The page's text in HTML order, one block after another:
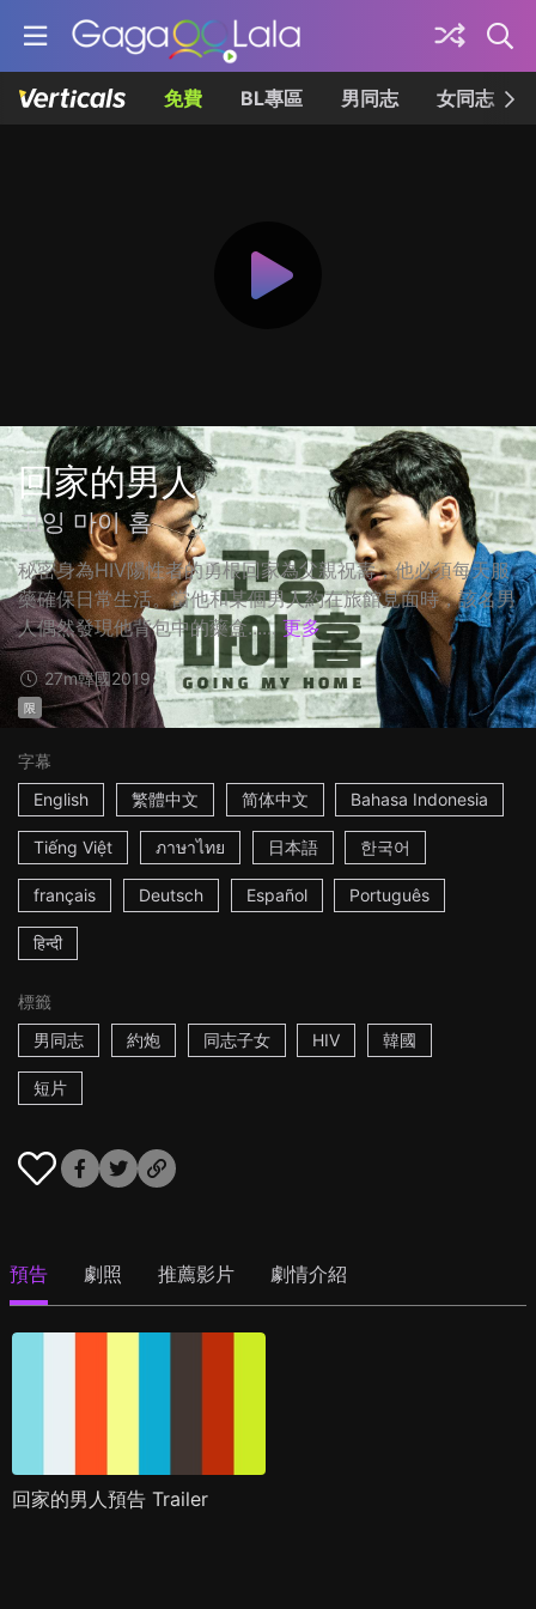
免費 BL專區 男同志 女同志
回家的男人
고잉 마이 홈
秘密身為HIV陽性者的勇根回家為父親祝壽，他必須每天服
藥確保日常生活。當他和某個男人約在旅館見面時，該名男
人偶然發現他背包中的藥盒...... 更多
27m韓國2019
限
字幕
English
繁體中文 简体中文 Bahasa Indonesia
Tiếng Việt ภาษาไทย 日本語 한국어
français Deutsch Español Português
हिन्दी
標籤
男同志
約炮 同志子女 HIV 韓國
短片
預告 劇照 推薦影片 劇情介紹
回家的男人預告 Trailer